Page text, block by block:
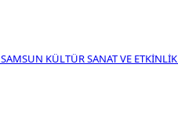
SAMSUN KÜLTÜR SANAT VE ETKINLIK